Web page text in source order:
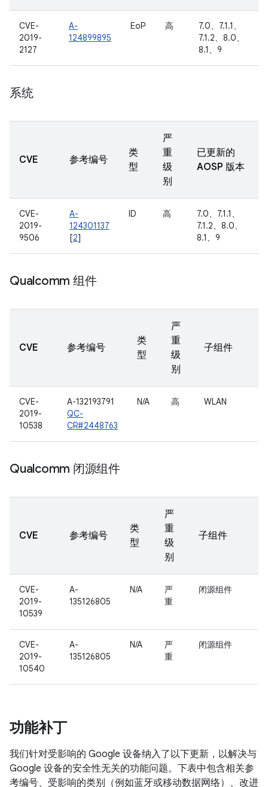
CVE-
2019-
2127
A-
124899895
EoP 高
7.0、7.1.1、
7.1.2、8.0、
8.1、9
系统
CVE 参考编号
类
型
严
重
级
别
已更新的
AOSP 版本
CVE-
2019-
9506
A-
124301137
[2]
ID 高
7.0、7.1.1、
7.1.2、8.0、
8.1、9
Qualcomm 组件
CVE 参考编号
类
型
严
重
级
别
子组件
CVE-
2019-
10538
A-132193791
QC-
CR#2448763
N/A 高 WLAN
Qualcomm 闭源组件
CVE 参考编号
类
型
严
重
级
别
子组件
CVE-
2019-
10539
A-
135126805
N/A
严
重
闭源组件
CVE-
2019-
10540
A-
135126805
N/A
严
重
闭源组件
功能补丁
我们针对受影响的 Google 设备纳入了以下更新，以解决与
Google 设备的安全性无关的功能问题。下表中包含相关参
考编号、受影响的类别（例如蓝牙或移动数据网络）、改进